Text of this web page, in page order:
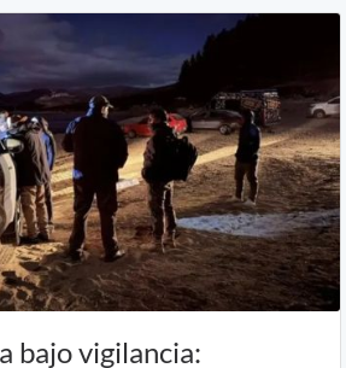
bajo vigilancia: